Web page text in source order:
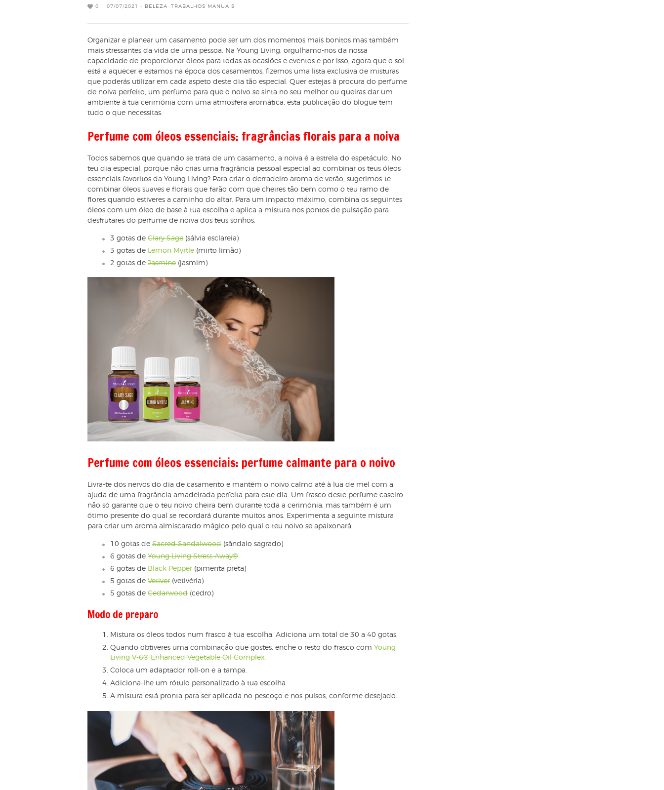
0 07/07/2021 - BELEZA TRABALHOS MANUAIS
Organizar e planear um casamento pode ser um dos momentos mais bonitos mas também
mais stressantes da vida de uma pessoa. Na Young Living, orgulhamo-nos da nossa
capacidade de proporcionar óleos para todas as ocasiões e eventos e por isso, agora que o sol
está a aquecer e estamos na época dos casamentos, fizemos uma lista exclusiva de misturas
que poderás utilizar em cada aspeto deste dia tão especial. Quer estejas à procura do perfume
de noiva perfeito, um perfume para que o noivo se sinta no seu melhor ou queiras dar um
ambiente à tua cerimónia com uma atmosfera aromática, esta publicação do blogue tem
tudo o que necessitas.
Perfume com óleos essenciais: fragrâncias florais para a noiva
Todos sabemos que quando se trata de um casamento, a noiva é a estrela do espetáculo. No
teu dia especial, porque não crias uma fragrância pessoal especial ao combinar os teus óleos
essenciais favoritos da Young Living? Para criar o derradeiro aroma de verão, sugerimos-te
combinar óleos suaves e florais que farão com que cheires tão bem como o teu ramo de
flores quando estiveres a caminho do altar. Para um impacto máximo, combina os seguintes
óleos com um óleo de base à tua escolha e aplica a mistura nos pontos de pulsação para
desfrutares do perfume de noiva dos teus sonhos.
3 gotas de Clary Sage (sálvia esclareia)
3 gotas de Lemon Myrtle (mirto limão)
2 gotas de Jasmine (jasmim)
Perfume com óleos essenciais: perfume calmante para o noivo
Livra-te dos nervos do dia de casamento e mantém o noivo calmo até à lua de mel com a
ajuda de uma fragrância amadeirada perfeita para este dia. Um frasco deste perfume caseiro
não só garante que o teu noivo cheira bem durante toda a cerimónia, mas também é um
ótimo presente do qual se recordará durante muitos anos. Experimenta a seguinte mistura
para criar um aroma almiscarado mágico pelo qual o teu noivo se apaixonará.
10 gotas de Sacred Sandalwood (sândalo sagrado)
6 gotas de Young Living Stress Away®
6 gotas de Black Pepper (pimenta preta)
5 gotas de Vetiver (vetivéria)
5 gotas de Cedarwood (cedro)
Modo de preparo
Mistura os óleos todos num frasco à tua escolha. Adiciona um total de 30 a 40 gotas.
Quando obtiveres uma combinação que gostes, enche o resto do frasco com Young
Living V-6® Enhanced Vegetable Oil Complex
Coloca um adaptador roll-on e a tampa.
Adiciona-lhe um rótulo personalizado à tua escolha.
A mistura está pronta para ser aplicada no pescoço e nos pulsos, conforme desejado.